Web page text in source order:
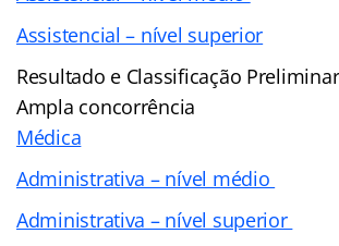
Assistencial – nível superior
Resultado e Classificação
Ampla concorrência
Médica
Administrativa – nível médio
Administrativa – nível superior